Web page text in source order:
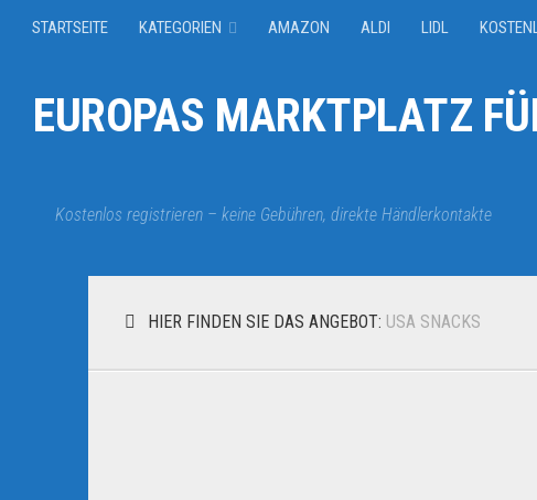
STARTSEITE KATEGORIEN AMAZON ALDI LIDL
EUROPAS MARKTPLATZ
Kostenlos registrieren – keine Gebühren, direkte Händlerkontakte
HIER FINDEN SIE DAS ANGEBOT: USA SNACKS